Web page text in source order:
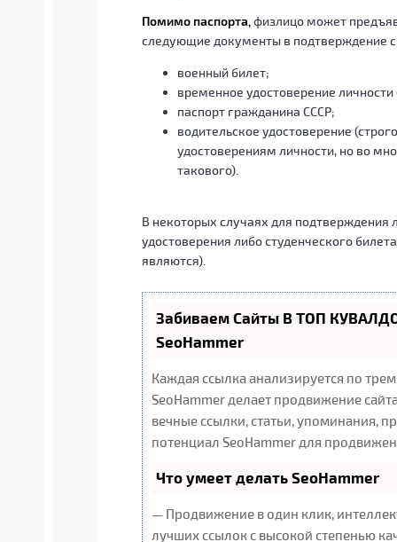
Помимо паспорта,физлицо может
следующие документы в подтверждение
военный билет;
временное удостоверение
паспорт гражданина СССР;
водительское удостоверение
удостоверениям личности, но во
такового).
В некоторых случаях для подтверждения
удостоверения либо студенческого
являются).
Забиваем Сайты В ТОП
SeoHammer
Каждая ссылка анализируется по
SeoHammer делает продвижение
вечные ссылки, статьи, упоминания,
потенциал SeoHammer для
Что умеет делать SeoHammer
— Продвижение в один клик,
лучших ссылок с высокой степенью